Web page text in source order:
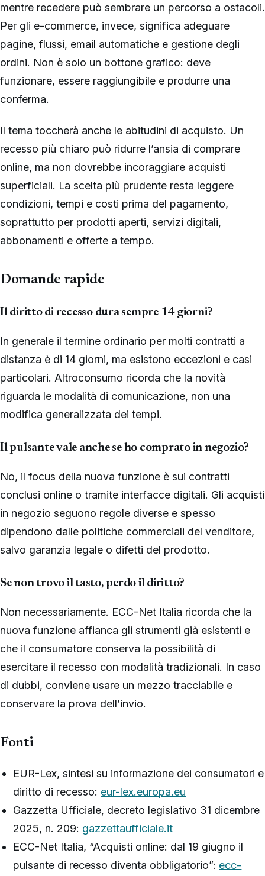
mentre recedere può sembrare un percorso a ostacoli.
Per gli e-commerce, invece, significa adeguare
pagine, flussi, email automatiche e gestione degli
ordini. Non è solo un bottone grafico: deve
funzionare, essere raggiungibile e produrre una
conferma.
Il tema toccherà anche le abitudini di acquisto. Un
recesso più chiaro può ridurre l’ansia di comprare
online, ma non dovrebbe incoraggiare acquisti
superficiali. La scelta più prudente resta leggere
condizioni, tempi e costi prima del pagamento,
soprattutto per prodotti aperti, servizi digitali,
abbonamenti e offerte a tempo.
Domande rapide
Il diritto di recesso dura sempre 14 giorni?
In generale il termine ordinario per molti contratti a
distanza è di 14 giorni, ma esistono eccezioni e casi
particolari. Altroconsumo ricorda che la novità
riguarda le modalità di comunicazione, non una
modifica generalizzata dei tempi.
Il pulsante vale anche se ho comprato in negozio?
No, il focus della nuova funzione è sui contratti
conclusi online o tramite interfacce digitali. Gli acquisti
in negozio seguono regole diverse e spesso
dipendono dalle politiche commerciali del venditore,
salvo garanzia legale o difetti del prodotto.
Se non trovo il tasto, perdo il diritto?
Non necessariamente. ECC-Net Italia ricorda che la
nuova funzione affianca gli strumenti già esistenti e
che il consumatore conserva la possibilità di
esercitare il recesso con modalità tradizionali. In caso
di dubbi, conviene usare un mezzo tracciabile e
conservare la prova dell’invio.
Fonti
EUR-Lex, sintesi su informazione dei consumatori e
diritto di recesso: eur-lex.europa.eu
Gazzetta Ufficiale, decreto legislativo 31 dicembre
2025, n. 209: gazzettaufficiale.it
ECC-Net Italia, “Acquisti online: dal 19 giugno il
pulsante di recesso diventa obbligatorio”: ecc-